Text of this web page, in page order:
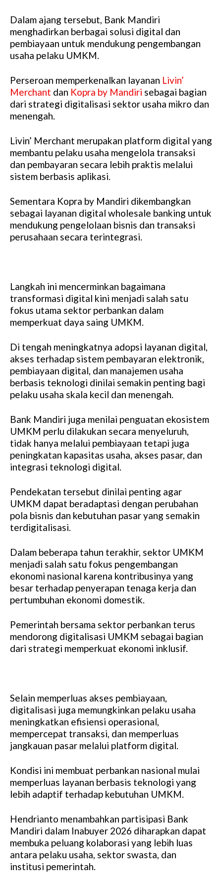
Dalam ajang tersebut, Bank Mandiri
menghadirkan berbagai solusi digital dan
pembiayaan untuk mendukung pengembangan
usaha pelaku UMKM.
Perseroan memperkenalkan layanan Livin’
Merchant dan Kopra by Mandiri sebagai bagian
dari strategi digitalisasi sektor usaha mikro dan
menengah.
Livin’ Merchant merupakan platform digital yang
membantu pelaku usaha mengelola transaksi
dan pembayaran secara lebih praktis melalui
sistem berbasis aplikasi.
Sementara Kopra by Mandiri dikembangkan
sebagai layanan digital wholesale banking untuk
mendukung pengelolaan bisnis dan transaksi
perusahaan secara terintegrasi.
Langkah ini mencerminkan bagaimana
transformasi digital kini menjadi salah satu
fokus utama sektor perbankan dalam
memperkuat daya saing UMKM.
Di tengah meningkatnya adopsi layanan digital,
akses terhadap sistem pembayaran elektronik,
pembiayaan digital, dan manajemen usaha
berbasis teknologi dinilai semakin penting bagi
pelaku usaha skala kecil dan menengah.
Bank Mandiri juga menilai penguatan ekosistem
UMKM perlu dilakukan secara menyeluruh,
tidak hanya melalui pembiayaan tetapi juga
peningkatan kapasitas usaha, akses pasar, dan
integrasi teknologi digital.
Pendekatan tersebut dinilai penting agar
UMKM dapat beradaptasi dengan perubahan
pola bisnis dan kebutuhan pasar yang semakin
terdigitalisasi.
Dalam beberapa tahun terakhir, sektor UMKM
menjadi salah satu fokus pengembangan
ekonomi nasional karena kontribusinya yang
besar terhadap penyerapan tenaga kerja dan
pertumbuhan ekonomi domestik.
Pemerintah bersama sektor perbankan terus
mendorong digitalisasi UMKM sebagai bagian
dari strategi memperkuat ekonomi inklusif.
Selain memperluas akses pembiayaan,
digitalisasi juga memungkinkan pelaku usaha
meningkatkan efisiensi operasional,
mempercepat transaksi, dan memperluas
jangkauan pasar melalui platform digital.
Kondisi ini membuat perbankan nasional mulai
memperluas layanan berbasis teknologi yang
lebih adaptif terhadap kebutuhan UMKM.
Hendrianto menambahkan partisipasi Bank
Mandiri dalam Inabuyer 2026 diharapkan dapat
membuka peluang kolaborasi yang lebih luas
antara pelaku usaha, sektor swasta, dan
institusi pemerintah.